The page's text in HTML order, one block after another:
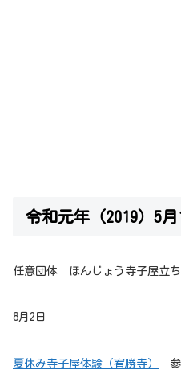
令和元年（2019）5月
任意団体 ほんじょう寺子屋立
8月2日
夏休み寺子屋体験（宥勝寺） 参